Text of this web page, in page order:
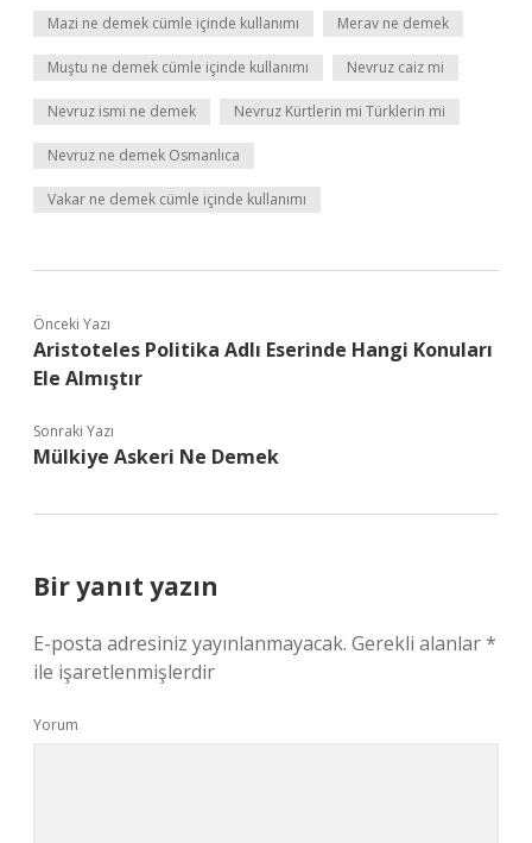
Mazi ne demek cümle içinde kullanımı Merav ne demek
Muştu ne demek cümle içinde kullanımı Nevruz caiz mi
Nevruz ismi ne demek Nevruz Kürtlerin mi Türklerin mi
Nevruz ne demek Osmanlıca
Vakar ne demek cümle içinde kullanımı
Önceki Yazı
Aristoteles Politika Adlı Eserinde Hangi Konuları
Ele Almıştır
Sonraki Yazı
Mülkiye Askeri Ne Demek
Bir yanıt yazın
E-posta adresiniz yayınlanmayacak. Gerekli alanlar*
ile işaretlenmişlerdir
Yorum